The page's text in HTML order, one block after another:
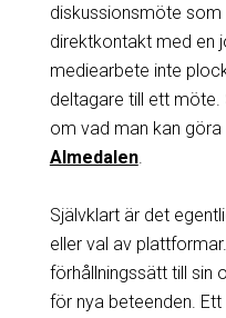
diskussionsmöte som
direktkontakt med en
mediearbete inte
deltagare till ett möte.
om vad man kan göra
Almedalen.
Självklart är det
eller val av
förhållningssätt till sin
för nya beteenden.